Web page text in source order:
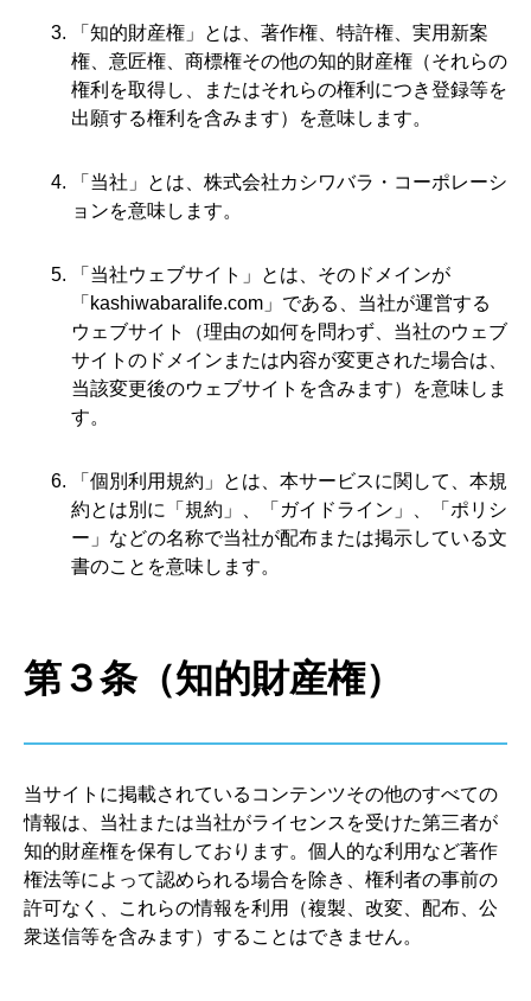
「知的財産権」とは、著作権、特許権、実用新案
権、意匠権、商標権その他の知的財産権（それらの
権利を取得し、またはそれらの権利につき登録等を
出願する権利を含みます）を意味します。
「当社」とは、株式会社カシワバラ・コーポレーシ
ョンを意味します。
「当社ウェブサイト」とは、そのドメインが
「 kashiwabaralife.com 」である、当社が運営する
ウェブサイト（理由の如何を問わず、当社のウェブ
サイトのドメインまたは内容が変更された場合は、
当該変更後のウェブサイトを含みます）を意味しま
す。
「個別利用規約」とは、本サービスに関して、本規
約とは別に「規約」、「ガイドライン」、「ポリシ
ー」などの名称で当社が配布または掲示している文
書のことを意味します。
第３条（知的財産権）
当サイトに掲載されているコンテンツその他のすべての
情報は、当社または当社がライセンスを受けた第三者が
知的財産権を保有しております。個人的な利用など著作
権法等によって認められる場合を除き、権利者の事前の
許可なく、これらの情報を利用（複製、改変、配布、公
衆送信等を含みます）することはできません。